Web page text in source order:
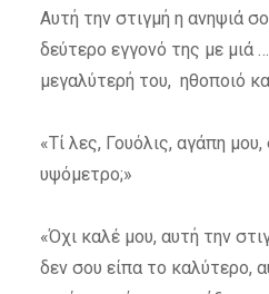
Αυτή την στιγμή η ανηψιά
δεύτερο εγγονό της με μιά
μεγαλύτερή του, ηθοποιό
«Τί λες, Γουόλις, αγάπη
υψόμετρο;»
«Όχι καλέ μου, αυτή την
δεν σου είπα το καλύτερο,